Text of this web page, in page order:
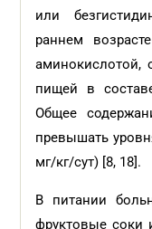
или
раннем
аминокислотой,
пищей в
Общее
превышать
мг/кг/сут) [8, 18].
В питании
фруктовые соки